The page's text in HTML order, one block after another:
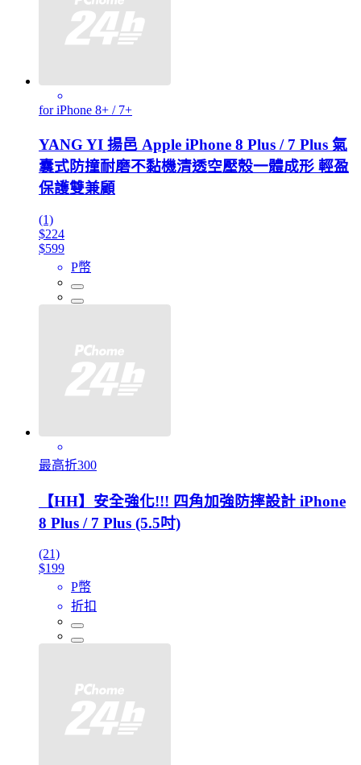
for iPhone 8+ / 7+
YANG YI 揚邑 Apple iPhone 8 Plus / 7 Plus 氣
囊式防撞耐磨不黏機清透空壓殼一體成形 輕盈
保護雙兼顧
(1)
$224
$599
P幣
最高折300
【HH】安全強化!!! 四角加強防摔設計 iPhone
8 Plus / 7 Plus (5.5吋)
(21)
$199
P幣
折扣